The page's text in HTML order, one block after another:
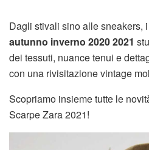
Dagli stivali sino alle sneakers,
autunno inverno 2020 2021
dei tessuti, nuance tenui e
con una rivisitazione vintage
Scopriamo insieme tutte le
Scarpe Zara 2021!